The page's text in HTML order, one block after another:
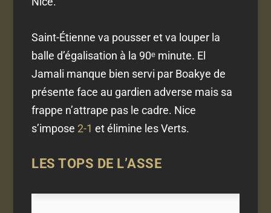
Saint-Étienne va pousser et va louper la
balle d’égalisation à la 90ᵉ minute. El
Jamali manque bien servi par Boakye de
présente face au gardien adverse mais sa
frappe n’attrape pas le cadre. Nice
s’impose 2-1 et élimine les Verts.
LES TOPS DE L’ASSE